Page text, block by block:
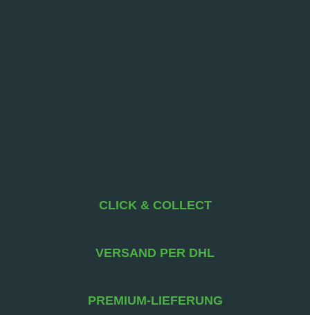
CLICK & COLLECT
VERSAND PER DHL
PREMIUM-LIEFERUNG